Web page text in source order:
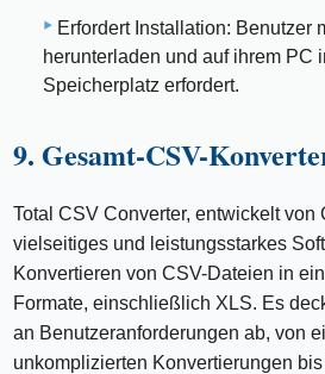
Erfordert Installation: Benutzer
herunterladen und auf ihrem PC
Speicherplatz erfordert.
9. Gesamt-CSV-
Total CSV Converter, entwickelt von
vielseitiges und leistungsstarkes
Konvertieren von CSV-Dateien in
Formate, einschließlich XLS. Es
an Benutzeranforderungen ab, von
unkomplizierten Konvertierungen